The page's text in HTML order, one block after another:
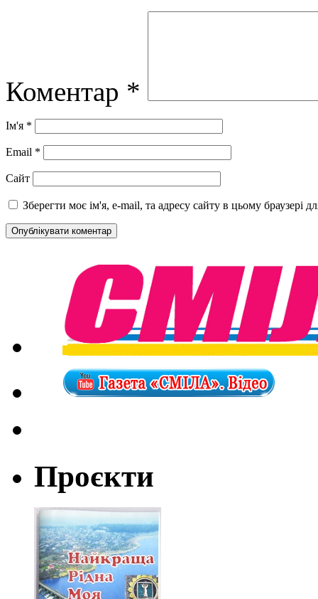
Коментар *
Ім'я *
Email *
Сайт
Зберегти моє ім'я, e-mail, та адресу сайту в цьому браузері
Проєкти